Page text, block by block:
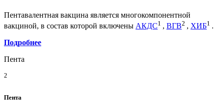
Пентавалентная вакцина является многокомпонентной
вакциной, в состав которой включены АКДС1 , ВГВ2 , ХИБ1 .
Подробнее
Пента
2
Пента